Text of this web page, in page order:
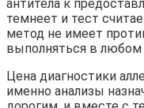
антитела к
темнеет и тест
метод не имеет
выполняться в любом
Цена диагностики
именно анализы